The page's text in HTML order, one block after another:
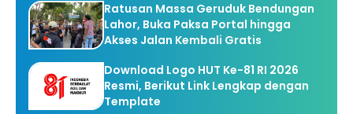
Ratusan Massa Geruduk Bendungan
Lahor, Buka Paksa Portal hingga
Akses Jalan Kembali Gratis
Download Logo HUT Ke-81 RI 2026
Resmi, Berikut Link Lengkap dengan
Template